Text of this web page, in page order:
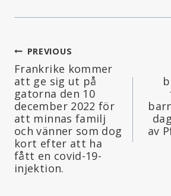
Inläggsnavigering
PREVIOUS
Frankrike kommer
att ge sig ut på
gatorna den 10
december 2022 för
att minnas familj
och vänner som dog
kort efter att ha
fått en covid-19-
injektion.
av